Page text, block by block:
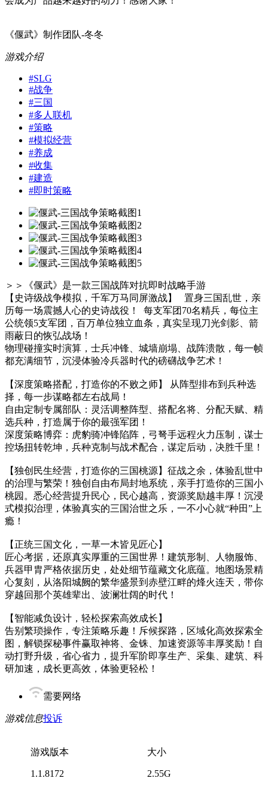
《偃武》制作团队-冬冬
游戏介绍
#SLG
#战争
#三国
#多人联机
#策略
#模拟经营
#养成
#收集
#建造
#即时策略
＞＞《偃武》是一款三国战阵对抗即时战略手游
【史诗级战争模拟，千军万马同屏激战】 置身三国乱世，亲
历每一场震撼人心的史诗战役！ 每支军团70名精兵，每位主
公统领5支军团，百万单位独立血条，真实呈现刀光剑影、箭
雨蔽日的恢弘战场！
物理碰撞实时演算，士兵冲锋、城墙崩塌、战阵溃散，每一帧
都充满细节，沉浸体验冷兵器时代的磅礴战争艺术！
【深度策略搭配，打造你的不败之师】 从阵型排布到兵种选
择，每一步谋略都左右战局！
自由定制专属部队：灵活调整阵型、搭配名将、分配天赋、精
选兵种，打造属于你的最强军团！
深度策略博弈：虎豹骑冲锋陷阵，弓弩手远程火力压制，谋士
控场扭转乾坤，兵种克制与战术配合，谋定后动，决胜千里！
【独创民生经营，打造你的三国桃源】征战之余，体验乱世中
的治理与繁荣！独创自由布局封地系统，亲手打造你的三国小
桃园。悉心经营提升民心，民心越高，资源奖励越丰厚！沉浸
式模拟治理，体验真实的三国治世之乐，一不小心就“种田”上
瘾！
【正统三国文化，一草一木皆见匠心】
匠心考据，还原真实厚重的三国世界！建筑形制、人物服饰、
兵器甲胄严格依据历史，处处细节蕴藏文化底蕴。地图场景精
心复刻，从洛阳城阙的繁华盛景到赤壁江畔的烽火连天，带你
穿越回那个英雄辈出、波澜壮阔的时代！
【智能减负设计，轻松探索高效成长】
告别繁琐操作，专注策略乐趣！斥候探路，区域化高效探索全
图，解锁探秘事件赢取神将、金铢、加速资源等丰厚奖励！自
动打野升级，省心省力，提升军阶即享生产、采集、建筑、科
研加速，成长更高效，体验更轻松！
需要网络
游戏信息投诉
游戏版本
1.1.8172
大小
2.55G